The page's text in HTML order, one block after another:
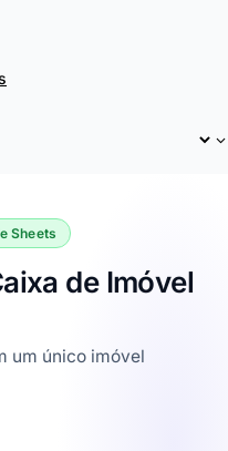
Sheets
de Imóvel
um único imóvel